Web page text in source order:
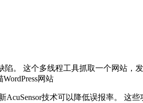
。 这个多线程工具抓取一个网站，
网站
技术可以降低误报率。 这